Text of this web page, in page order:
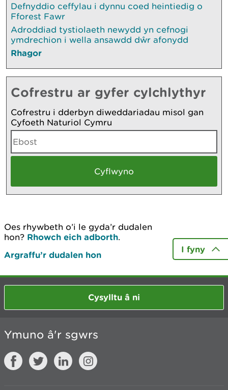
Defnyddio ceffylau i dynnu coed heintiedig o
Fforest Fawr
Adroddiad tystiolaeth newydd yn cefnogi
ymdrechion i wella ansawdd dŵr afonydd
Rhagor
Cofrestru ar gyfer cylchlythyr
Cofrestru i dderbyn diweddariadau misol gan
Cyfoeth Naturiol Cymru
Oes rhywbeth o’i le gyda’r dudalen
hon? Rhowch eich adborth.
Argraffu’r dudalen hon
I fyny
Cysylltu â ni
Ymuno â'r sgwrs